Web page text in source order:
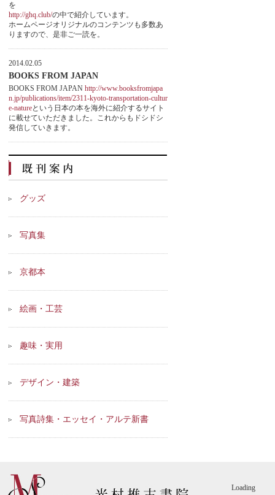
を
http://ghq.club/の中で紹介しています。
ホームページオリジナルのコンテンツも多数あ
りますので、是非ご一読を。
2014.02.05
BOOKS FROM JAPAN
BOOKS FROM JAPAN http://www.booksfromjapa
n.jp/publications/item/2311-kyoto-transportation-cultur
e-natureという日本の本を海外に紹介するサイト
に載せていただきました。これからもドシドシ
発信していきます。
グッズ
写真集
京都本
絵画・工芸
趣味・実用
デザイン・建築
写真詩集・エッセイ・アルテ新書
Loading